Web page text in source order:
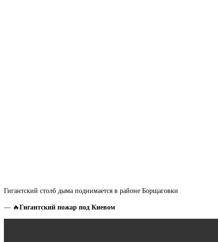
Гигантский столб дыма поднимается в районе Борщаговки
— 🔥Гигантский пожар под Киевом